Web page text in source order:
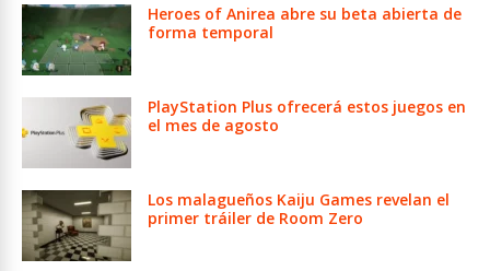
Heroes of Anirea abre su beta abierta de
forma temporal
PlayStation Plus ofrecerá estos juegos en
el mes de agosto
Los malagueños Kaiju Games revelan el
primer tráiler de Room Zero